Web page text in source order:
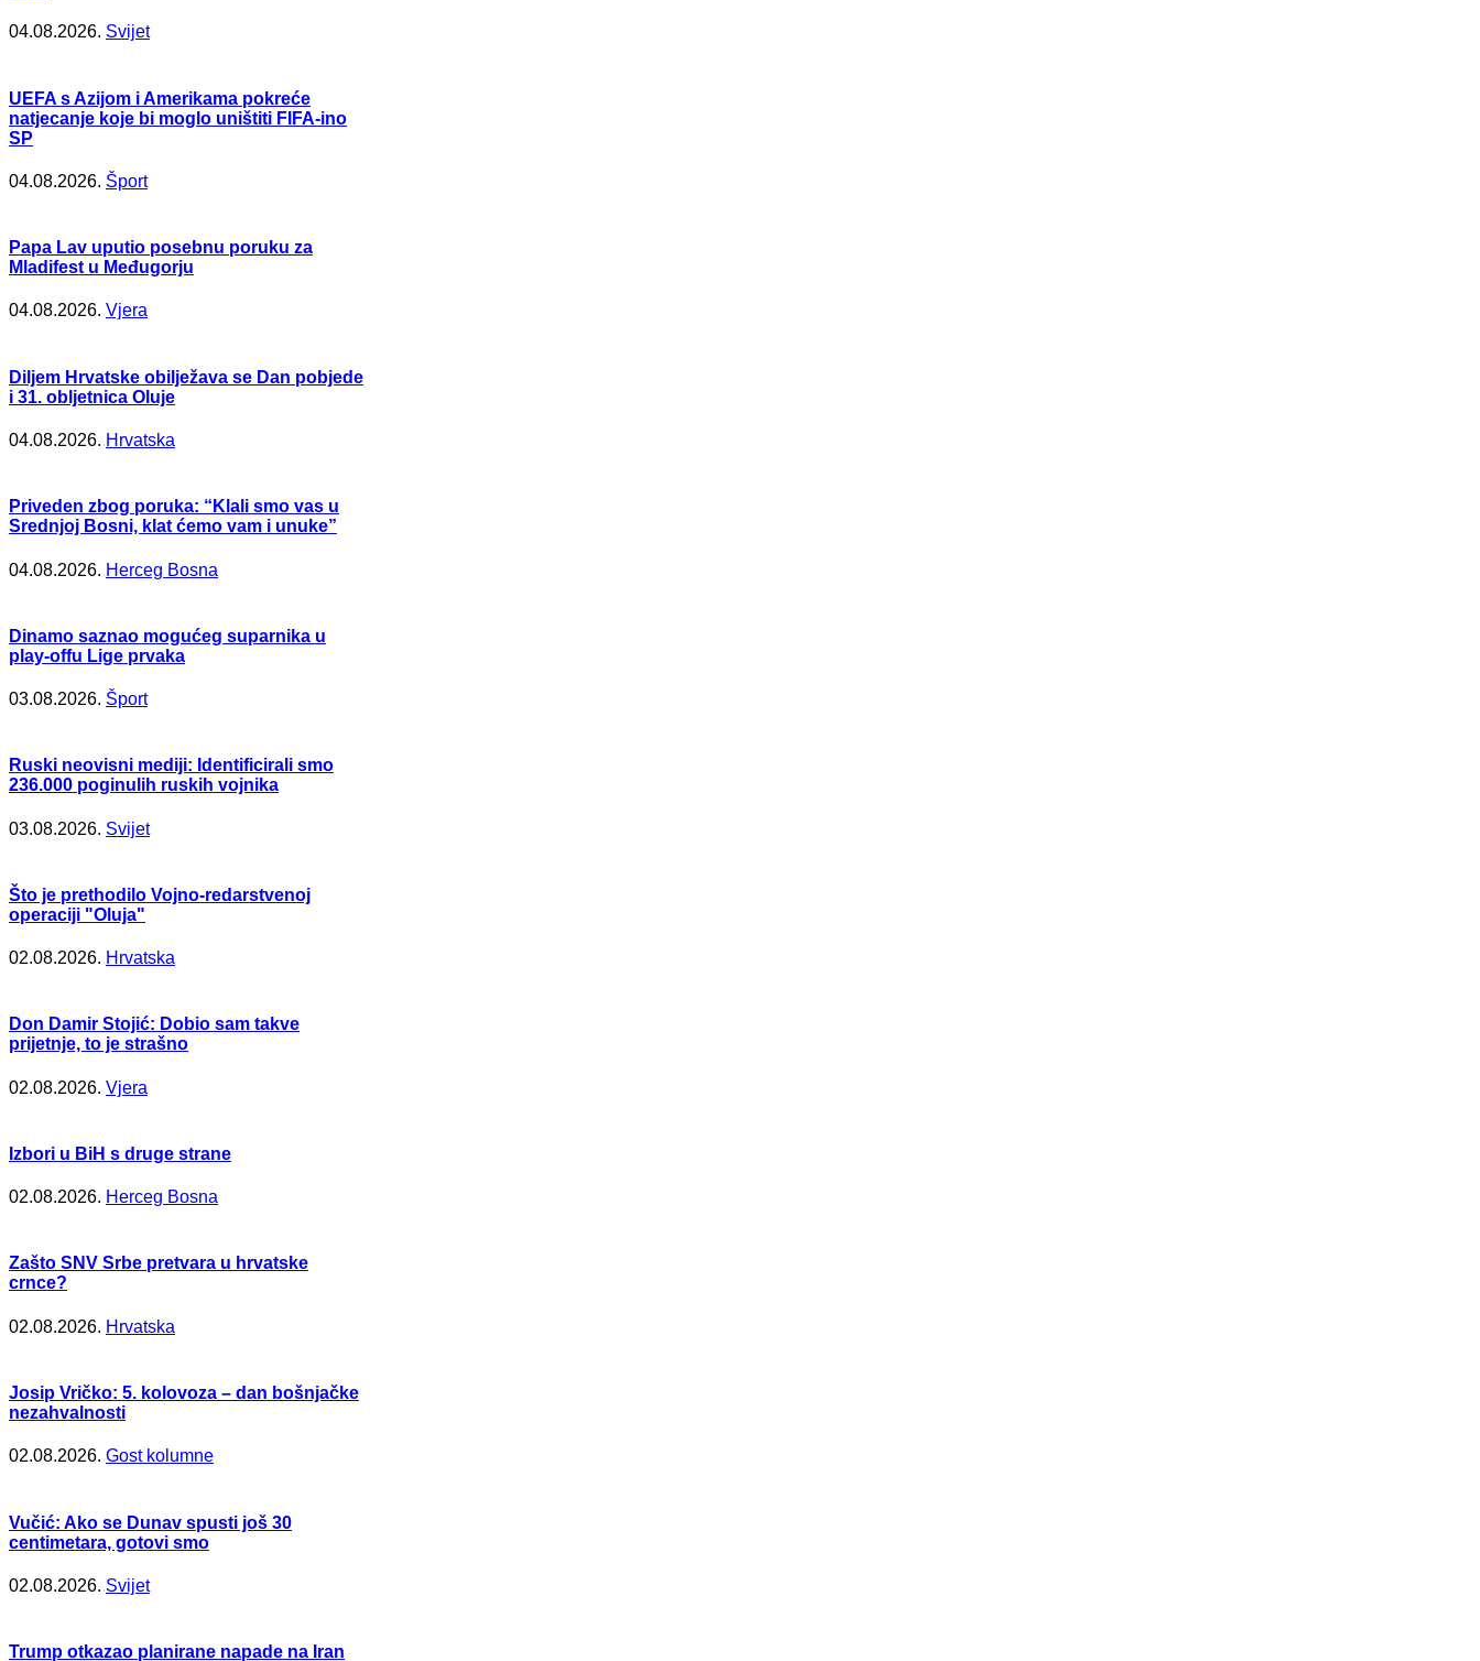
04.08.2026. Svijet
UEFA s Azijom i Amerikama pokreće
natjecanje koje bi moglo uništiti FIFA-ino
SP
04.08.2026. Šport
Papa Lav uputio posebnu poruku za
Mladifest u Međugorju
04.08.2026. Vjera
Diljem Hrvatske obilježava se Dan pobjede
i 31. obljetnica Oluje
04.08.2026. Hrvatska
Priveden zbog poruka: “Klali smo vas u
Srednjoj Bosni, klat ćemo vam i unuke”
04.08.2026. Herceg Bosna
Dinamo saznao mogućeg suparnika u
play-offu Lige prvaka
03.08.2026. Šport
Ruski neovisni mediji: Identificirali smo
236.000 poginulih ruskih vojnika
03.08.2026. Svijet
Što je prethodilo Vojno-redarstvenoj
operaciji "Oluja"
02.08.2026. Hrvatska
Don Damir Stojić: Dobio sam takve
prijetnje, to je strašno
02.08.2026. Vjera
Izbori u BiH s druge strane
02.08.2026. Herceg Bosna
Zašto SNV Srbe pretvara u hrvatske
crnce?
02.08.2026. Hrvatska
Josip Vričko: 5. kolovoza – dan bošnjačke
nezahvalnosti
02.08.2026. Gost kolumne
Vučić: Ako se Dunav spusti još 30
centimetara, gotovi smo
02.08.2026. Svijet
Trump otkazao planirane napade na Iran